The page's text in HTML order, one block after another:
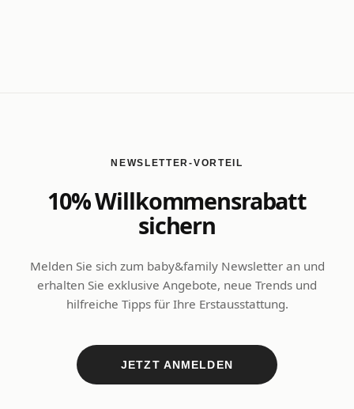
NEWSLETTER-VORTEIL
10% Willkommensrabatt
sichern
Melden Sie sich zum baby&family Newsletter an und
erhalten Sie exklusive Angebote, neue Trends und
hilfreiche Tipps für Ihre Erstausstattung.
JETZT ANMELDEN